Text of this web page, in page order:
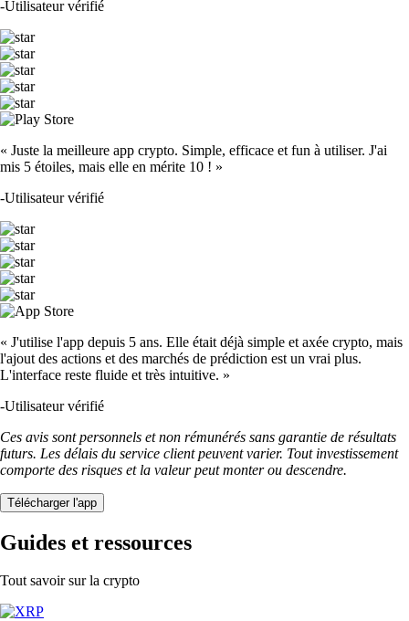
-Utilisateur vérifié
« Juste la meilleure app crypto. Simple, efficace et fun à utiliser. J'ai
mis 5 étoiles, mais elle en mérite 10 ! »
-Utilisateur vérifié
« J'utilise l'app depuis 5 ans. Elle était déjà simple et axée crypto, mais
l'ajout des actions et des marchés de prédiction est un vrai plus.
L'interface reste fluide et très intuitive. »
-Utilisateur vérifié
Ces avis sont personnels et non rémunérés sans garantie de résultats
futurs. Les délais du service client peuvent varier. Tout investissement
comporte des risques et la valeur peut monter ou descendre.
Télécharger l'app
Guides et ressources
Tout savoir sur la crypto